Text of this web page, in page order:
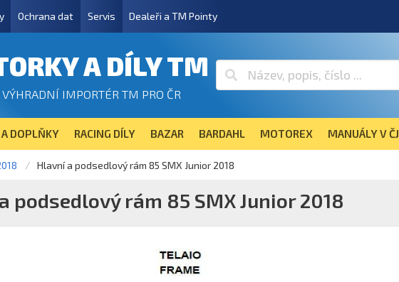
Ochrana dat Servis Dealeři a TM Pointy
A DÍLY TM
VÝHRADNÍ IMPORTÉR TM PRO ČR
DOPLŇKY RACING DÍLY BAZAR BARDAHL MOTOREX MANUÁLY V ČJ
Hlavní a podsedlový rám 85 SMX Junior 2018
podsedlový rám 85 SMX Junior 2018